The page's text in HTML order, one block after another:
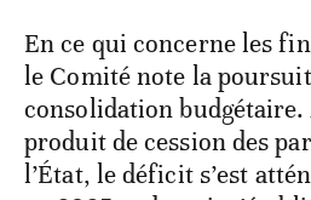
En ce qui concerne les
le Comité note la
consolidation
produit de cession des
l’État, le déficit s’est